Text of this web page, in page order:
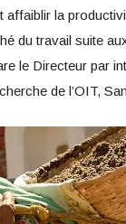
affaiblir la
du travail suite
le Directeur par
de l’OIT,